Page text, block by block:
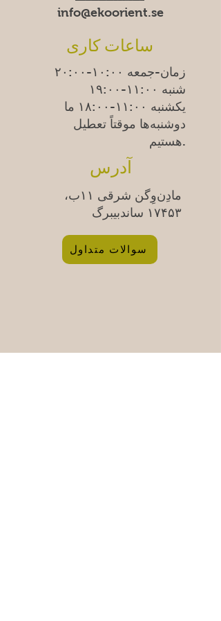
info@ekoorient.se
ساعات کاری
زمان-جمعه ۱۰:۰۰-۲۰:۰۰
شنبه ۱۱:۰۰-۱۹:۰۰
یکشنبه ۱۱:۰۰-۱۸:۰۰
ما
دوشنبه‌ها موقتاً تعطیل
هستیم.
آدرس
مادِن‌وِگن شرقی ۱۱ب،
۱۷۴۵۳ ساندبیبرگ
سوالات متداول